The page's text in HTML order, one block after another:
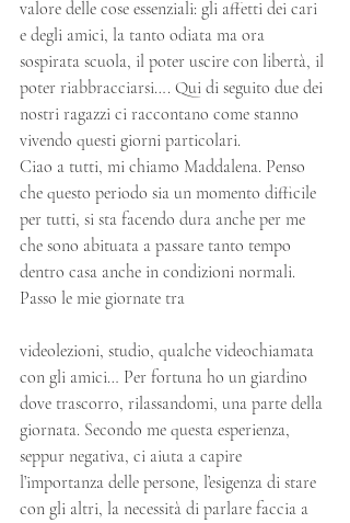
valore delle cose essenziali: gli affetti dei cari
e degli amici, la tanto odiata ma ora
sospirata scuola, il poter uscire con libertà, il
poter riabbracciarsi…. Qui di seguito due dei
nostri ragazzi ci raccontano come stanno
vivendo questi giorni particolari.
Ciao a tutti, mi chiamo Maddalena. Penso
che questo periodo sia un momento difficile
per tutti, si sta facendo dura anche per me
che sono abituata a passare tanto tempo
dentro casa anche in condizioni normali.
Passo le mie giornate tra
videolezioni, studio, qualche videochiamata
con gli amici… Per fortuna ho un giardino
dove trascorro, rilassandomi, una parte della
giornata. Secondo me questa esperienza,
seppur negativa, ci aiuta a capire
l’importanza delle persone, l’esigenza di stare
con gli altri, la necessità di parlare faccia a